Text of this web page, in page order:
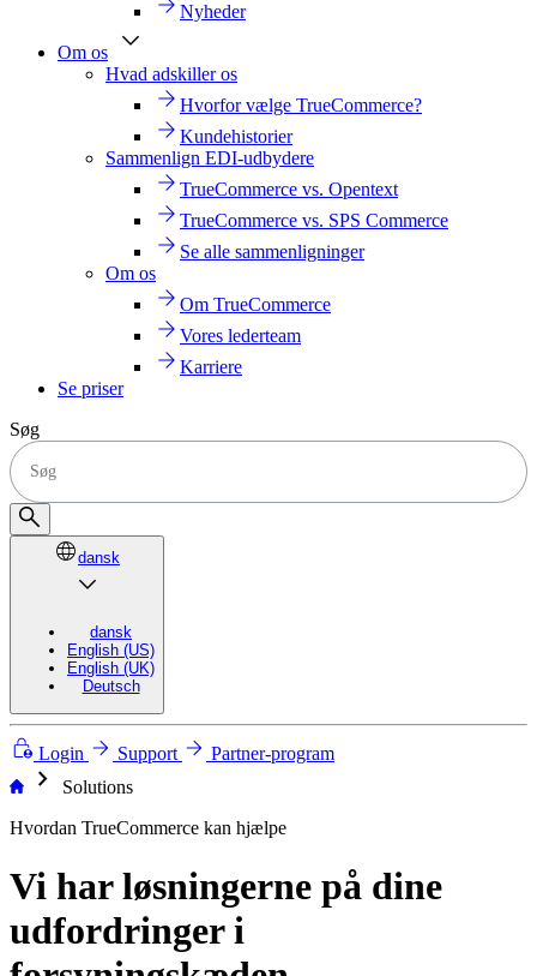
Nyheder
Om os
Hvad adskiller os
Hvorfor vælge TrueCommerce?
Kundehistorier
Sammenlign EDI-udbydere
TrueCommerce vs. Opentext
TrueCommerce vs. SPS Commerce
Se alle sammenligninger
Om os
Om TrueCommerce
Vores lederteam
Karriere
Se priser
Søg
dansk
dansk
English (US)
English (UK)
Deutsch
Login Support Partner-program
chevron_right
Solutions
Hvordan TrueCommerce kan hjælpe
Vi har løsningerne på dine
udfordringer i